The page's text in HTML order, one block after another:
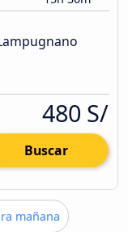
480 S/
Buscar
mañana